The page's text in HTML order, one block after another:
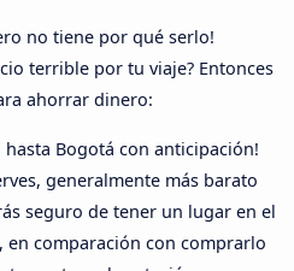
no tiene por qué serlo!
terrible por tu viaje? Entonces
ahorrar dinero:
hasta Bogotá con anticipación!
generalmente más barato
seguro de tener un lugar en el
en comparación con comprarlo